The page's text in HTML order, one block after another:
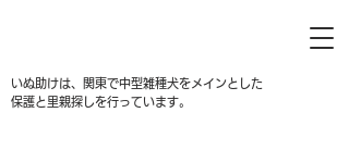
いぬ助けは、関東で中型雑種犬をメインとした
保護と里親探しを行っています。